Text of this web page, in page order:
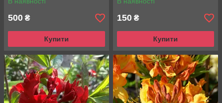
500 ₴
Купити
150 ₴
Купити